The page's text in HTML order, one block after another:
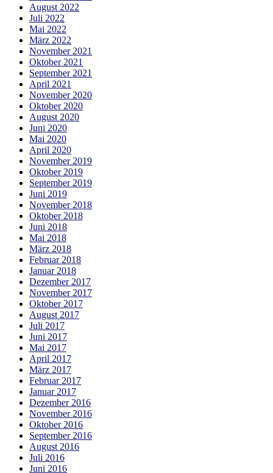
August 2022
Juli 2022
Mai 2022
März 2022
November 2021
Oktober 2021
September 2021
April 2021
November 2020
Oktober 2020
August 2020
Juni 2020
Mai 2020
April 2020
November 2019
Oktober 2019
September 2019
Juni 2019
November 2018
Oktober 2018
Juni 2018
Mai 2018
März 2018
Februar 2018
Januar 2018
Dezember 2017
November 2017
Oktober 2017
August 2017
Juli 2017
Juni 2017
Mai 2017
April 2017
März 2017
Februar 2017
Januar 2017
Dezember 2016
November 2016
Oktober 2016
September 2016
August 2016
Juli 2016
Juni 2016